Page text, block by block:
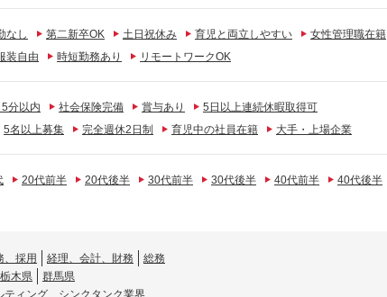
なし 第二新卒OK 土日祝休み 育児と両立しやすい
女性管理職在籍
装自由 時短勤務あり リモートワークOK
分以内 社会保険完備 賞与あり
5日以上連続休暇取得可
5名以上募集 完全週休2日制 育児中の社員在籍 大手・上場企業
20代前半 20代後半 30代前半 30代後半 40代前半 40代後半
、採用 経理、会計、財務
総務
栃木県
群馬県
ティング、シンクタンク業界